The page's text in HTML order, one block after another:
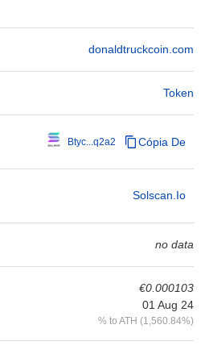
donaldtruckcoin.com
Token
Btyc...q2a2 Cópia De
Solscan.io
no data
€0.000103
01 Aug 24
% to ATH (1,560.84%)